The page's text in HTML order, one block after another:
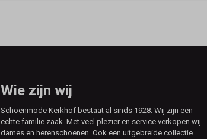
Wie zijn wij
Schoenmode Kerkhof bestaat al sinds 1928. Wij zijn een
echte familie zaak. Met veel plezier en service verkopen wij
dames en herenschoenen. Ook een uitgebreide collectie